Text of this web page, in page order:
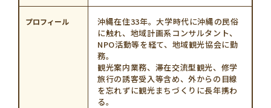
よくあるご質問 お問い合わせ
情報掲載について
プライバシーポリシー サイトマップ
プロフィール
沖縄在住33年。大学時代に沖縄の民俗
に触れ、地域計画系コンサルタント、
NPO活動等を経て、地域観光協会に勤
務。
観光案内業務、滞在交流型観光、修学
旅行の誘客受入等含め、外からの目線
を忘れずに観光まちづくりに長年携わ
る。